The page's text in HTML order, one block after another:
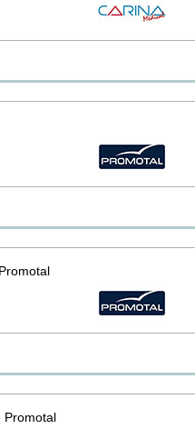
Promotal